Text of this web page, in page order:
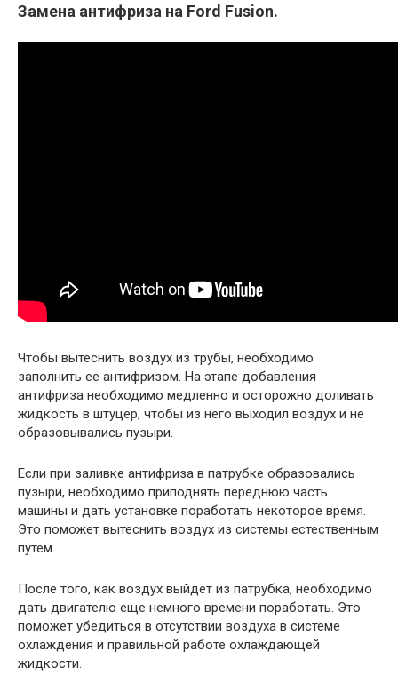
Замена антифриза на Ford Fusion.
Чтобы вытеснить воздух из трубы, необходимо
заполнить ее антифризом. На этапе добавления
антифриза необходимо медленно и осторожно доливать
жидкость в штуцер, чтобы из него выходил воздух и не
образовывались пузыри.
Если при заливке антифриза в патрубке образовались
пузыри, необходимо приподнять переднюю часть
машины и дать установке поработать некоторое время.
Это поможет вытеснить воздух из системы естественным
путем.
После того, как воздух выйдет из патрубка, необходимо
дать двигателю еще немного времени поработать. Это
поможет убедиться в отсутствии воздуха в системе
охлаждения и правильной работе охлаждающей
жидкости.